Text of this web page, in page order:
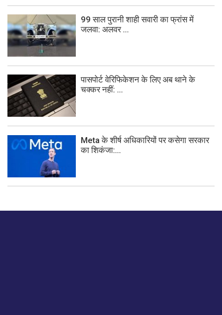
99 साल पुरानी शाही सवारी का फ्रांस में
जलवा: अलवर ...
पासपोर्ट वेरिफिकेशन के लिए अब थाने के
चक्कर नहीं: ...
Meta के शीर्ष अधिकारियों पर कसेगा सरकार
का शिकंजा:...